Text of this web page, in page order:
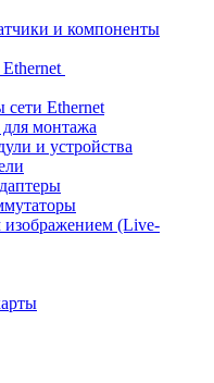
и компоненты
Ethernet
монтажа
и устройства
(Live-